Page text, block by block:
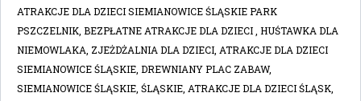
ATRAKCJE DLA DZIECI SIEMIANOWICE ŚLĄSKIE PARK
PSZCZELNIK, BEZPŁATNE ATRAKCJE DLA DZIECI , HUŚTAWKA DLA
NIEMOWLAKA, ZJEŻDŻALNIA DLA DZIECI, ATRAKCJE DLA DZIECI
SIEMIANOWICE ŚLĄSKIE, DREWNIANY PLAC ZABAW,
SIEMIANOWICE ŚLĄSKIE, ŚLĄSKIE, ATRAKCJE DLA DZIECI ŚLĄSK,